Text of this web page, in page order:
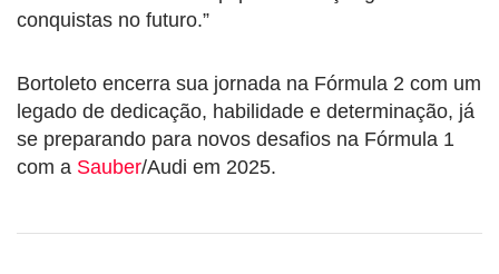
conquistas no futuro.”
Bortoleto encerra sua jornada na Fórmula 2 com um
legado de dedicação, habilidade e determinação, já
se preparando para novos desafios na Fórmula 1
com a Sauber/Audi em 2025.